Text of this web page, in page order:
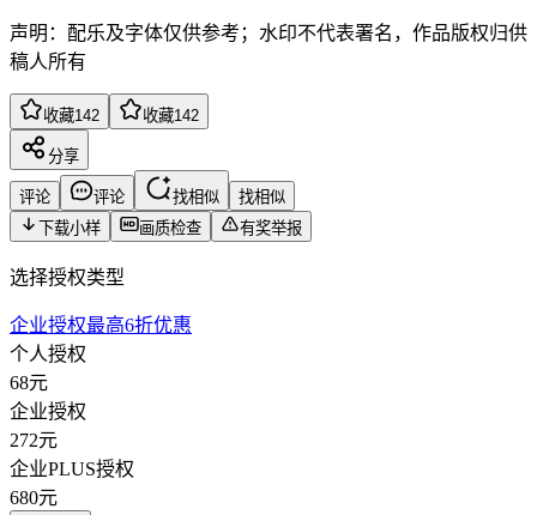
声明：配乐及字体仅供参考；水印不代表署名，作品版权归供
稿人所有
收藏142 收藏142
分享
评论 评论 找相似
找相似
下载小样
画质检查 有奖举报
选择授权类型
企业授权最高6折优惠
个人授权
68元
企业授权
272元
企业PLUS授权
680元